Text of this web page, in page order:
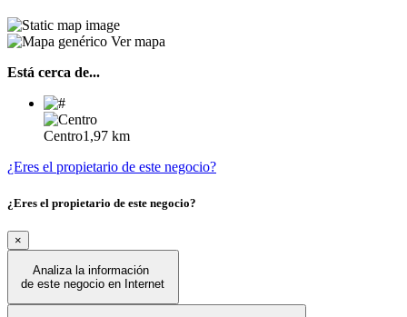
Ver mapa
Está cerca de...
Centro1,97 km
¿Eres el propietario de este negocio?
¿Eres el propietario de este negocio?
×
Analiza la información
de este negocio en Internet